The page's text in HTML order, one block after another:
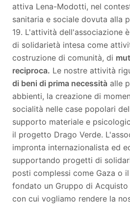
attiva Lena-Modotti, nel
sanitaria e sociale dovuta alla
19. L'attività dell'associazione
di solidarietà intesa come
costruzione di comunità, di
reciproca. Le nostre attività
di beni di prima necessità alle
abbienti, la creazione di
socialità nelle case popolari
supporto materiale e
il progetto Drago Verde.
impronta internazionalista ed
supportando progetti di
posti complessi come Gaza o
fondato un Gruppo di Acquisto
con cui vogliamo rendere la